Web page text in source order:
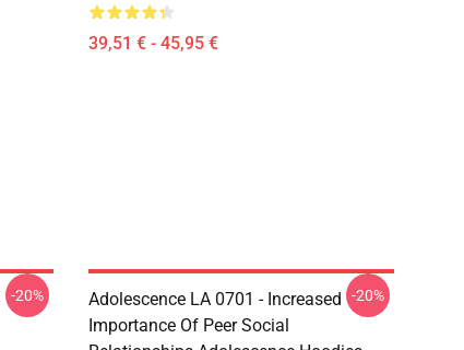
39,51 € - 45,95 €
-20%
Adolescence LA 0701 - Increased
Importance Of Peer Social
-20%